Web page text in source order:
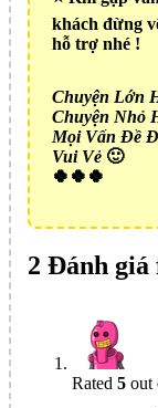
khách đừng
hỗ trợ nhé !
Chuyện Lớn
Chuyện Nhỏ
Mọi Vấn Đề
Vui Vẻ 🙂
🍀🍀🍀
2 Đánh giá
Rated 5 out